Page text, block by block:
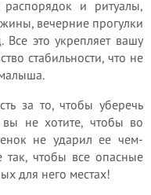
и ритуалы,
вечерние прогулки
это укрепляет вашу
стабильности, что не
за то, чтобы уберечь
вы не хотите, чтобы во
не ударил ее чем-
так, чтобы все опасные
для него местах!